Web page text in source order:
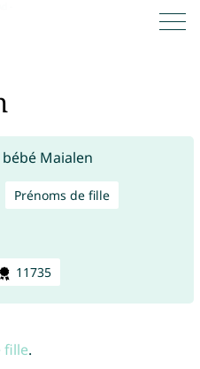
Prénoms de fille
11735
fille.